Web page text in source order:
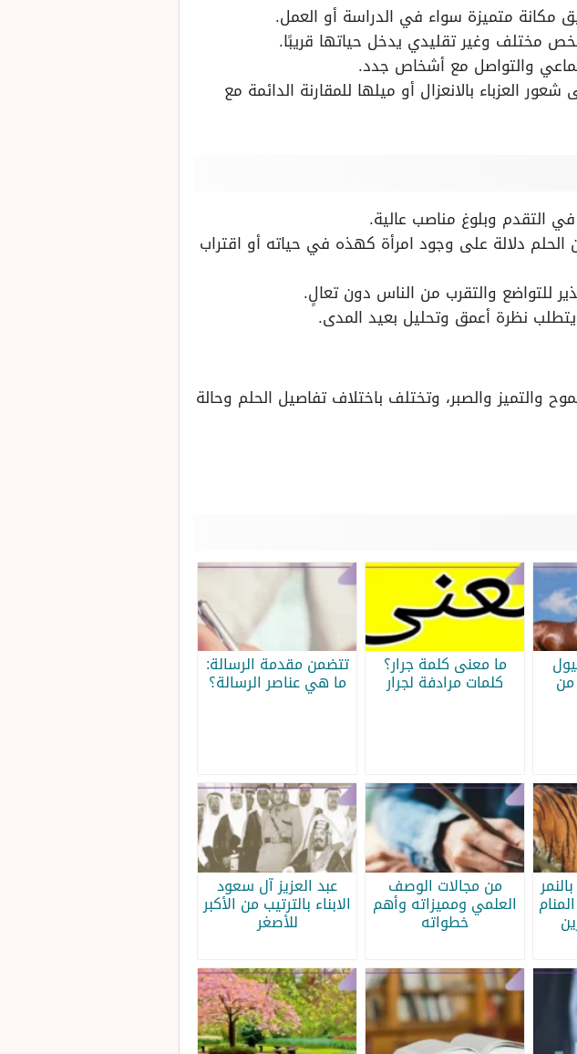
مكانة متميزة سواء في الدراسة أو العمل.
مختلف وغير تقليدي يدخل حياتها قريبًا.
والتواصل مع أشخاص جدد.
العزباء بالانعزال أو ميلها للمقارنة الدائمة مع
التقدم وبلوغ مناصب عالية.
الحلم دلالة على وجود امرأة كهذه في حياته أو اقتراب
للتواضع والتقرب من الناس دون تعالٍ.
نظرة أعمق وتحليل بعيد المدى.
والتميز والصبر، وتختلف باختلاف تفاصيل الحلم وحالة
من
ما معنى كلمة جرار؟
كلمات مرادفة لجرار
تتضمن مقدمة الرسالة:
ما هي عناصر الرسالة؟
من مجالات الوصف
العلمي ومميزاته وأهم
خطواته
عبد العزيز آل سعود
الابناء بالترتيب من الأكبر
للأصغر